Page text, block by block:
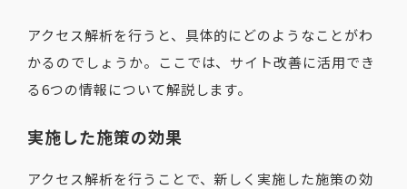
アクセス解析を行うと、具体的にどのようなことがわ
かるのでしょうか。ここでは、サイト改善に活用でき
る6つの情報について解説します。
実施した施策の効果
アクセス解析を行うことで、新しく実施した施策の効